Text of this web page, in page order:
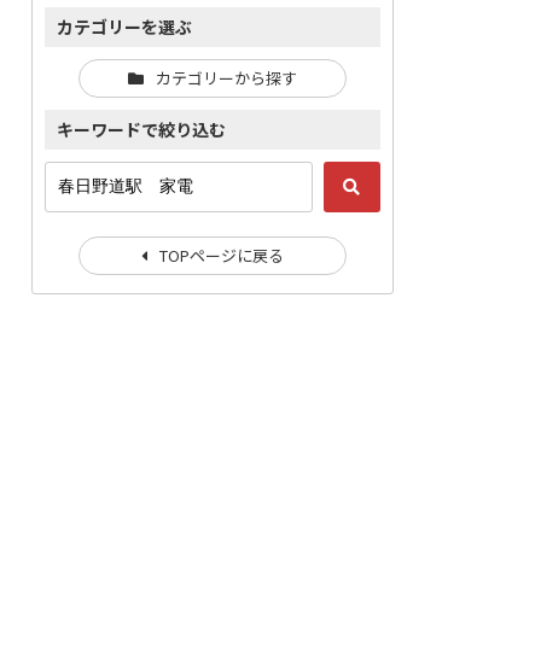
カテゴリーを選ぶ
カテゴリーから探す
キーワードで絞り込む
TOPページに戻る